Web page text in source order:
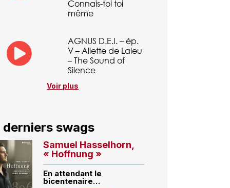
Connais-toi toi
même
AGNUS D.E.I. – ép.
V – Aliette de Laleu
– The Sound of
Silence
Voir plus
derniers swags
Samuel Hasselhorn,
« Hoffnung »
En attendant le
bicentenaire…